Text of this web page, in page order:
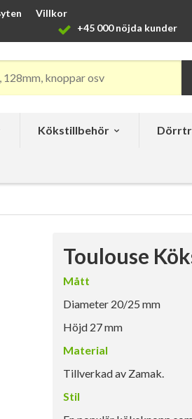
Villkor
+45 000 nöjda kunder
Kökstillbehör
Toulouse
Mått
Diameter 20/25 mm
Höjd 27 mm
Material
Tillverkad av Zamak.
Stil